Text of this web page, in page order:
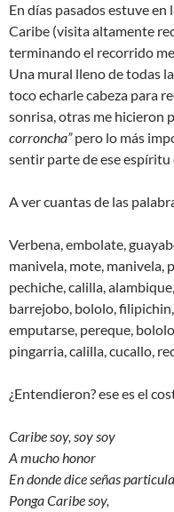
En días pasados estuve
Caribe (visita altamente
terminando el recorrido
Una mural lleno de todas
toco echarle cabeza para
sonrisa, otras me hicieron
corroncha”pero lo más
sentir parte de ese espíritu
A ver cuantas de las
Verbena, embolate,
manivela, mote, manivela,
pechiche, calilla,
barrejobo, bololo,
emputarse, pereque,
pingarria, calilla, cucallo,
¿Entendieron? ese es el
Caribe soy, soy soy
A mucho honor
En donde dice señas
Ponga Caribe soy,